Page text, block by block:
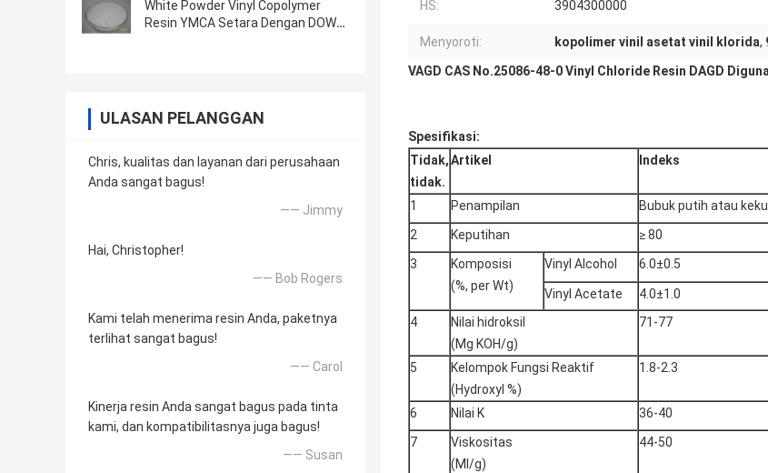
Perekat
White Powder Vinyl Copolymer
Resin YMCA Setara Dengan DOW
ULASAN PELANGGAN
Chris, kualitas dan layanan dari perusahaan
Anda sangat bagus!
—— Jimmy
Hai, Christopher!
—— Bob Rogers
Kami telah menerima resin Anda, paketnya
terlihat sangat bagus!
—— Carol
Kinerja resin Anda sangat bagus pada tinta
kami, dan kompatibilitasnya juga bagus!
—— Susan
HS: 3904300000
Menyoroti: kopolimer vinil asetat vinil klorida,
VAGD CAS No.25086-48-0 Vinyl Chloride Resin DAGD
Spesifikasi:
Tidak,
tidak.
Artikel Indeks
1
Penampilan Bubuk putih atau
2
Keputihan ≥ 80
3
Komposisi
(%, per Wt)
Vinyl Alcohol 6.0±0.5
Vinyl Acetate 4.0±1.0
4
Nilai hidroksil
(Mg KOH/g)
71-77
5
Kelompok Fungsi Reaktif
(Hydroxyl %)
1.8-2.3
6 Nilai K 36-40
7
Viskositas
(Ml/g)
44-50